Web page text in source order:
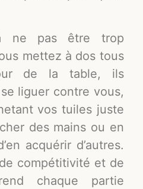
ne pas être trop
mettez à dos tous
de la table, ils
liguer contre vous,
vos tuiles juste
des mains ou en
acquérir d’autres.
compétitivité et de
chaque partie